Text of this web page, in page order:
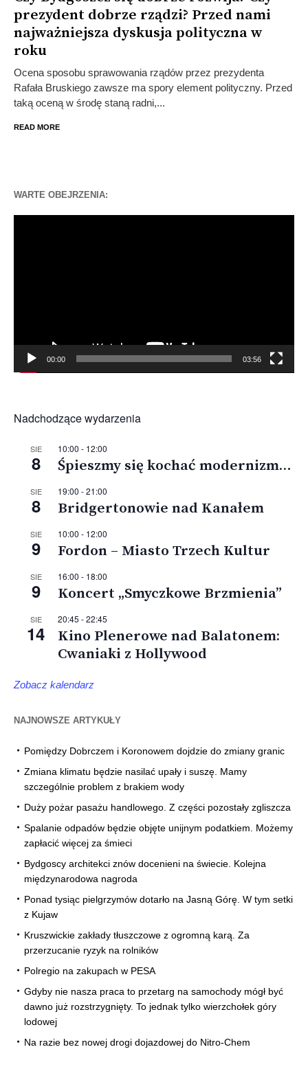
prezydent dobrze rządzi? Przed nami
najważniejsza dyskusja polityczna w
roku
Ocena sposobu sprawowania rządów przez prezydenta
Rafała Bruskiego zawsze ma spory element polityczny. Przed
taką oceną w środę staną radni,...
READ MORE
WARTE OBEJRZENIA:
00:00 03:56
Nadchodzące wydarzenia
SIE
8
10:00 - 12:00
Śpieszmy się kochać modernizm…
SIE
8
19:00 -21:00
Bridgertonowie nad Kanałem
SIE
9
10:00 - 12:00
Fordon – Miasto Trzech Kultur
SIE
9
16:00 - 18:00
Koncert „Smyczkowe Brzmienia”
SIE
14
20:45 -22:45
Kino Plenerowe nad Balatonem:
Cwaniaki z Hollywood
Zobacz kalendarz
NAJNOWSZE ARTYKUŁY
Pomiędzy Dobrczem i Koronowem dojdzie do zmiany granic
Zmiana klimatu będzie nasilać upały i suszę. Mamy
szczególnie problem z brakiem wody
Duży pożar pasażu handlowego. Z części pozostały zgliszcza
Spalanie odpadów będzie objęte unijnym podatkiem. Możemy
zapłacić więcej za śmieci
Bydgoscy architekci znów docenieni na świecie. Kolejna
międzynarodowa nagroda
Ponad tysiąc pielgrzymów dotarło na Jasną Górę. W tym setki
z Kujaw
Kruszwickie zakłady tłuszczowe z ogromną karą. Za
przerzucanie ryzyk na rolników
Polregio na zakupach w PESA
Gdyby nie nasza praca to przetarg na samochody mógł być
dawno już rozstrzygnięty. To jednak tylko wierzchołek góry
lodowej
Na razie bez nowej drogi dojazdowej do Nitro-Chem